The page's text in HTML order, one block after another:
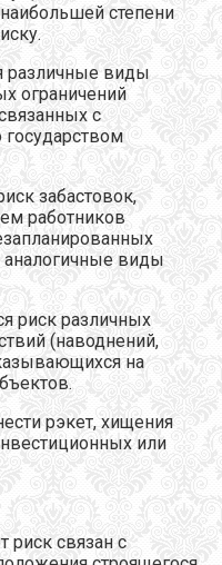
степени
различные виды
ограничений
с
забастовок,
работников
виды
риск различных
(наводнений,
на
рэкет, хищения
или
риск связан с